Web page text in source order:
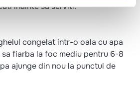
inainte sa serviti.
congelat intr-o oala cu apa
fiarba la foc mediu pentru 6-8
ajunge din nou la punctul de